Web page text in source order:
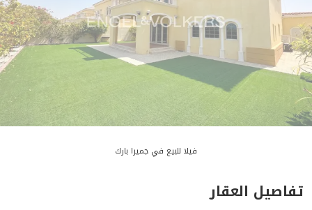
فيلا للبيع في جميرا بارك
تفاصيل العقار